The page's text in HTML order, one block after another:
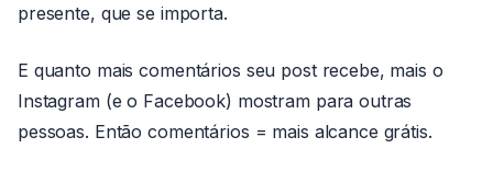
presente, que se importa.
E quanto mais comentários seu post recebe, mais o
Instagram (e o Facebook) mostram para outras
pessoas. Então comentários = mais alcance grátis.